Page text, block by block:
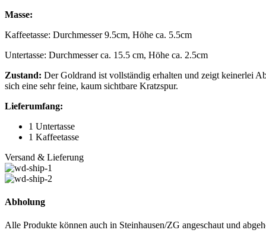
Masse:
Kaffeetasse: Durchmesser 9.5cm, Höhe ca. 5.5cm
Untertasse: Durchmesser ca. 15.5 cm, Höhe ca. 2.5cm
Zustand: Der Goldrand ist vollständig erhalten und zeigt keinerlei
sich eine sehr feine, kaum sichtbare Kratzspur.
Lieferumfang:
1 Untertasse
1 Kaffeetasse
Versand & Lieferung
Abholung
Alle Produkte können auch in Steinhausen/ZG angeschaut und